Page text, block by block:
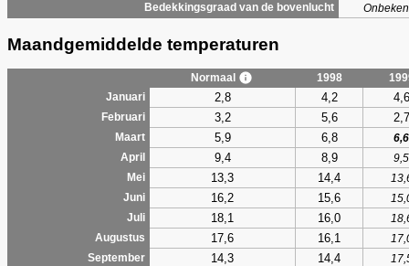
Bedekkingsgraad van de bovenlucht
Maandgemiddelde temperaturen
Normaal 1998
Januari
2,8 4,2 4,6
Februari 3,2 5,6 2,7
Maart 5,9 6,8
6,6
April
9,4 8,9
9,5
Mei
13,3 14,4
Juni
16,2 15,6
Juli
18,1 16,0
Augustus
17,6 16,1
September
14,3 14,4